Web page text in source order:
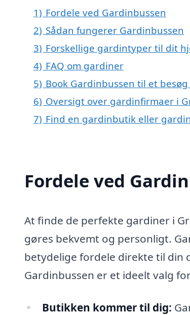
1) Fordele ved Gardinbussen
2) Sådan fungerer Gardinbussen
3) Forskellige gardintyper til dit
4) FAQ om gardiner
5) Book Gardinbussen til et
6) Oversigt over gardinfirmaer i
7) Find en gardinbutik eller
Fordele ved
At finde de perfekte gardiner i
gøres bekvemt og personligt.
betydelige fordele direkte til din
Gardinbussen er et ideelt valg
Butikken kommer til dig: